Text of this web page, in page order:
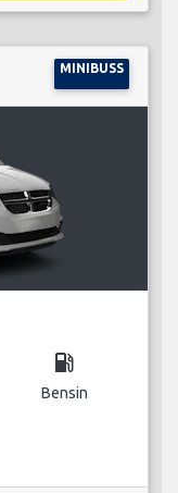
MINIBUSS
local_gas_station
Bensin